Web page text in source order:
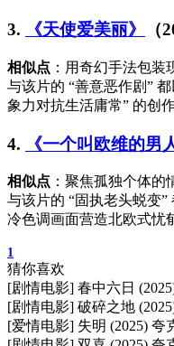
3. 《天使爱美丽》 （
相似点 ：用奇幻手法包装
与该片的 “善意恶作剧”
象力对抗生活庸常” 的创作
4. 《一个叫欧维的男
相似点 ：聚焦孤独个体的
与该片的 “固执老头蜕变
冷色调画面营造北欧式忧
1
猜你喜欢
[剧情电影] 春中六日
[剧情电影] 破碎之地
[爱情电影] 失明 (2025)